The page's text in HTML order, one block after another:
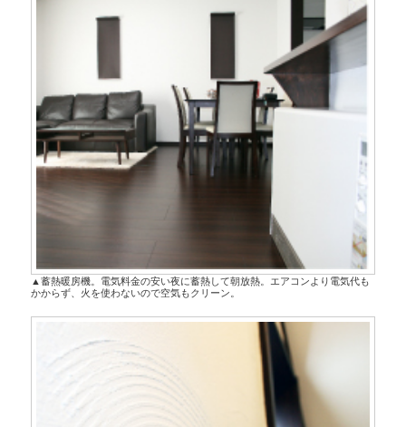
▲蓄熱暖房機。電気料金の安い夜に蓄熱して朝放熱。エアコンより電気代も
かからず、火を使わないので空気もクリーン。